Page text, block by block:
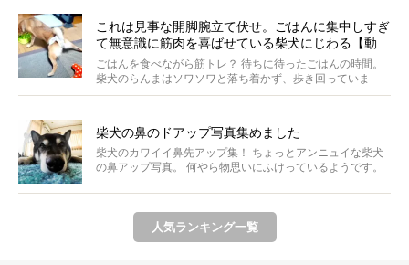
これは見事な開脚腕立て伏せ。ごはんに集中しすぎ
て無意識に筋肉を喜ばせている柴犬にじわる【動
画】
ごはんを食べながら筋トレ？ 待ちに待ったごはんの時間。
柴犬のらんまはソワソワと落ち着かず、歩き回っていま
す。き...
柴犬の鼻のドアップ写真集めました
柴犬のカワイイ鼻先アップ集！ ちょっとアンニュイな柴犬
の鼻アップ写真。 何やら物思いにふけっているようです。
人気ランキング一覧